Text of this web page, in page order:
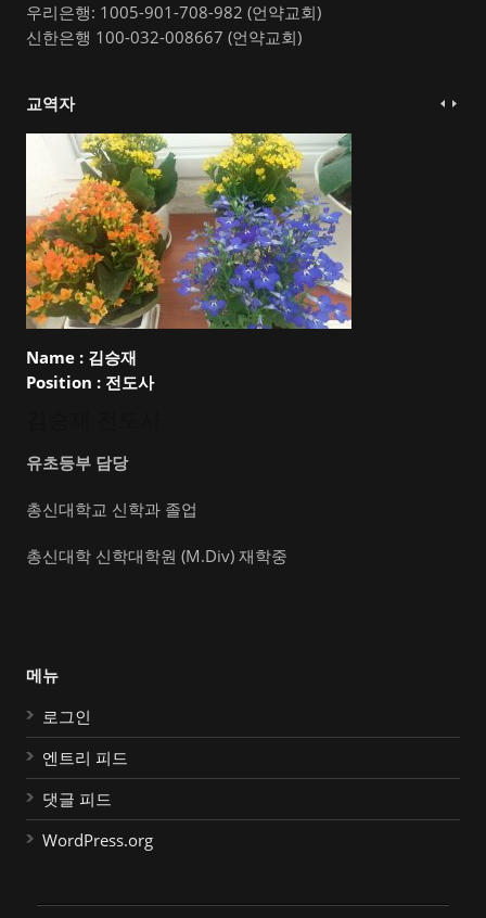
우리은행: 1005-901-708-982 (언약교회)
신한은행 100-032-008667 (언약교회)
교역자
Name : 김승재
Position : 전도사
유초등부 담당
총신대학교 신학과 졸업
총신대학 신학대학원 (M.Div) 재학중
메뉴
로그인
엔트리 피드
댓글 피드
WordPress.org